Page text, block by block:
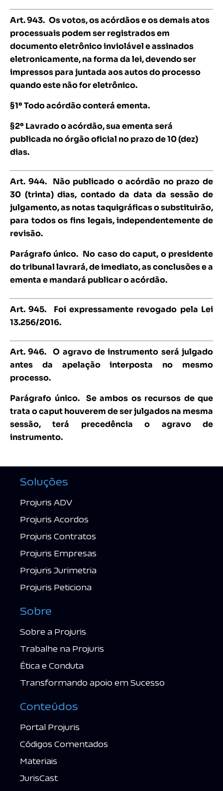
Art. 943. Os votos, os acórdãos e os demais atos
processuais podem ser registrados em
documento eletrônico inviolável e assinados
eletronicamente, na forma da lei, devendo ser
impressos para juntada aos autos do processo
quando este não for eletrônico.
§1º Todo acórdão conterá ementa.
§2º Lavrado o acórdão, sua ementa será
publicada no órgão oficial no prazo de 10 (dez)
dias.
Art. 944.
Não publicado o acórdão no prazo de
30 (trinta) dias, contado da data da sessão de
julgamento, as notas taquigráficas o substituirão,
para todos os fins legais, independentemente de
revisão.
Parágrafo único. No caso do caput, o presidente
do tribunal lavrará, de imediato, as conclusões e a
ementa e mandará publicar o acórdão.
Art. 945.
Foi expressamente revogado pela Lei
13.256/2016.
Art. 946.
O agravo de instrumento será julgado
antes da apelação interposta no mesmo
processo.
Parágrafo único. Se ambos os recursos de que
trata o caput houverem de ser julgados na mesma
sessão, terá precedência o agravo de
instrumento.
Soluções
Projuris ADV
Projuris Acordos
Projuris Contratos
Projuris Empresas
Projuris Jurimetria
Projuris Peticiona
Sobre
Sobre a Projuris
Trabalhe na Projuris
Ética e Conduta
Transformando apoio em Sucesso
Conteúdos
Portal Projuris
Códigos Comentados
Materiais
JurisCast